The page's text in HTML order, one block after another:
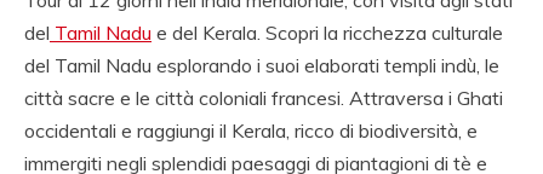
VIAGGIO IN INDIA
CON GUIDA, INDIA
TRAGITTI, AGENZIA
del Tamil Nadu e del Kerala. Scopri la ricchezza culturale
del Tamil Nadu esplorando i suoi elaborati templi indù, le
città sacre e le città coloniali francesi. Attraversa i Ghati
occidentali e raggiungi il Kerala, ricco di biodiversità, e
immergiti negli splendidi paesaggi di piantagioni di tè e